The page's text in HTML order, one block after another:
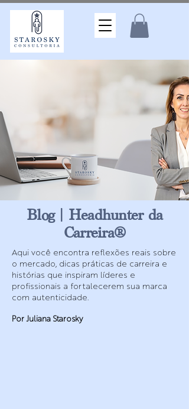
Blog | Headhunter da
Carreira®
Aqui você encontra reflexões reais sobre
o mercado, dicas práticas de carreira e
histórias que inspiram líderes e
profissionais a fortalecerem sua marca
com autenticidade.
Por Juliana Starosky